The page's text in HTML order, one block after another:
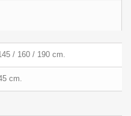
/ 160 / 190 cm.
cm.